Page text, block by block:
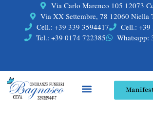
Via Carlo Marenco 105 12073
Via XX Settembre, 78 12060 Niella
Cell.: +39 339 3594417
Cell.: +39
Tel.: +39 0174 722385
Whatsapp: